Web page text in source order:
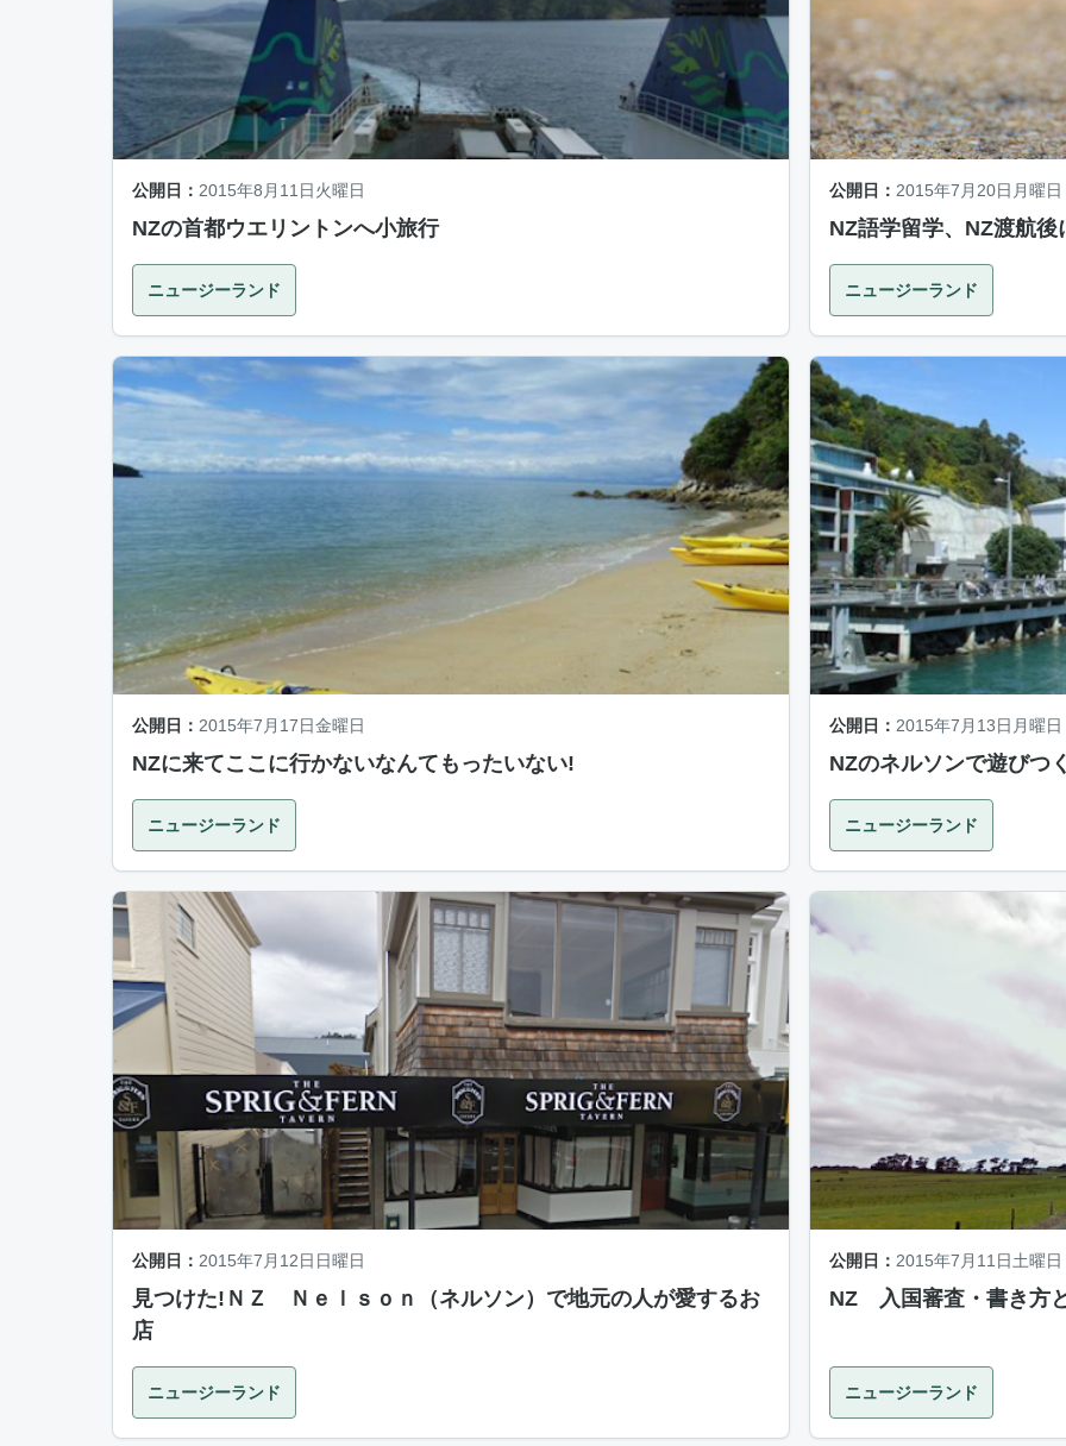
公開日：2015年8月11日火曜日
NZの首都ウエリントンへ小旅行
ニュージーランド
公開日： 2015年7月20日月曜日
NZ語学留学、NZ渡航
ニュージーランド
公開日：2015年7月17日金曜日
NZに来てここに行かないなんてもったいない!
ニュージーランド
公開日： 2015年7月13日月曜日
NZのネルソンで遊び
ニュージーランド
公開日：2015年7月12日日曜日
見つけた!ＮＺ Ｎｅｌｓｏｎ（ネルソン）で地元の人が愛するお
店
ニュージーランド
公開日： 2015年7月11日土曜日
NZ 入国審査・書き方
ニュージーランド